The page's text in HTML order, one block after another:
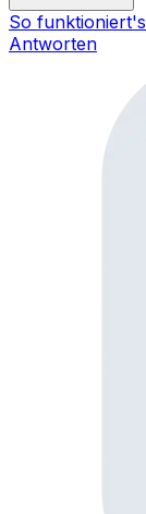
So funktioniert's
Antworten